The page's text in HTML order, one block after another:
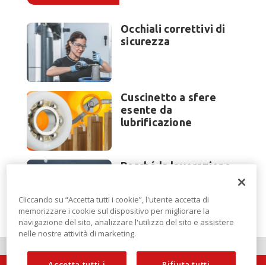
Occhiali correttivi di
sicurezza
Cuscinetto a sfere
esente da
lubrificazione
Perché la lavorazione
EuroBLECH 2026?
Cliccando su “Accetta tutti i cookie”, l'utente accetta di
memorizzare i cookie sul dispositivo per migliorare la
navigazione del sito, analizzare l'utilizzo del sito e assistere
nelle nostre attività di marketing.